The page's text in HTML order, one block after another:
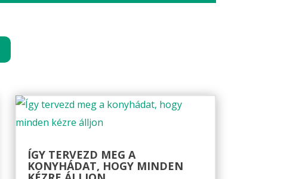
ÍGY TERVEZD MEG A
KONYHÁDAT, HOGY MINDEN